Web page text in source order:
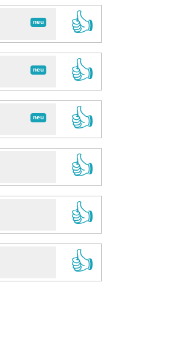
neu
👍
neu
👍
neu
👍
👍
👍
👍